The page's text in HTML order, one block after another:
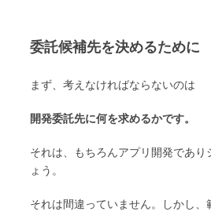
委託候補先を決めるために
まず、考えなければならないのは
開発委託先に何を求めるかです。
それは、もちろんアプリ開発であり
ょう。
それは間違っていません。しかし